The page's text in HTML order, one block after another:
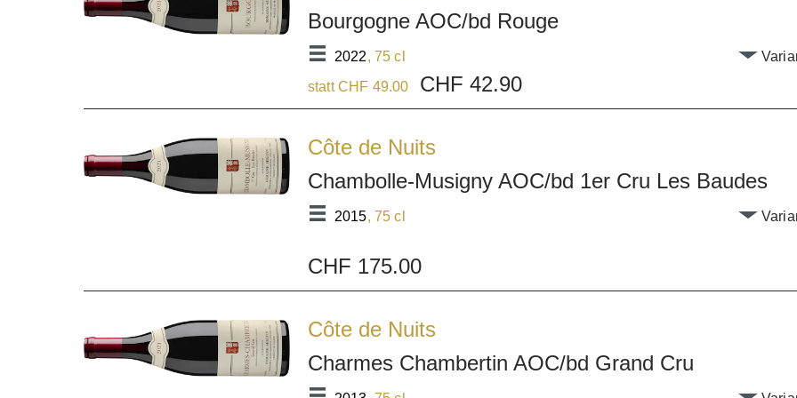
Bourgogne AOC/bd Rouge
2022, 75 cl
statt CHF 49.00
CHF 42.90
Côte de Nuits
Chambolle-Musigny AOC/bd 1er Cru Les Baudes
2015, 75 cl
CHF 175.00
Côte de Nuits
Charmes Chambertin AOC/bd Grand Cru